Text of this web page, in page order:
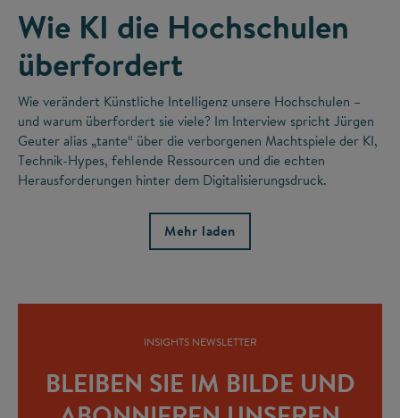
Wie KI die Hochschulen
überfordert
Wie verändert Künstliche Intelligenz unsere Hochschulen –
und warum überfordert sie viele? Im Interview spricht Jürgen
Geuter alias „tante“ über die verborgenen Machtspiele der KI,
Technik-Hypes, fehlende Ressourcen und die echten
Herausforderungen hinter dem Digitalisierungsdruck.
Mehr laden
INSIGHTS NEWSLETTER
BLEIBEN SIE IM BILDE UND